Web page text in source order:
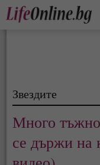
Звездите
Много
се държи на